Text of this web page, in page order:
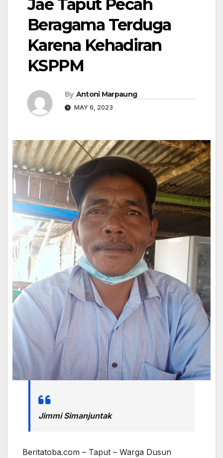
Jae Taput Pecah
Beragama Terduga
Karena Kehadiran
KSPPM
By Antoni Marpaung
MAY 6, 2023
Jimmi Simanjuntak
Beritatoba.com – Taput – Warga Dusun